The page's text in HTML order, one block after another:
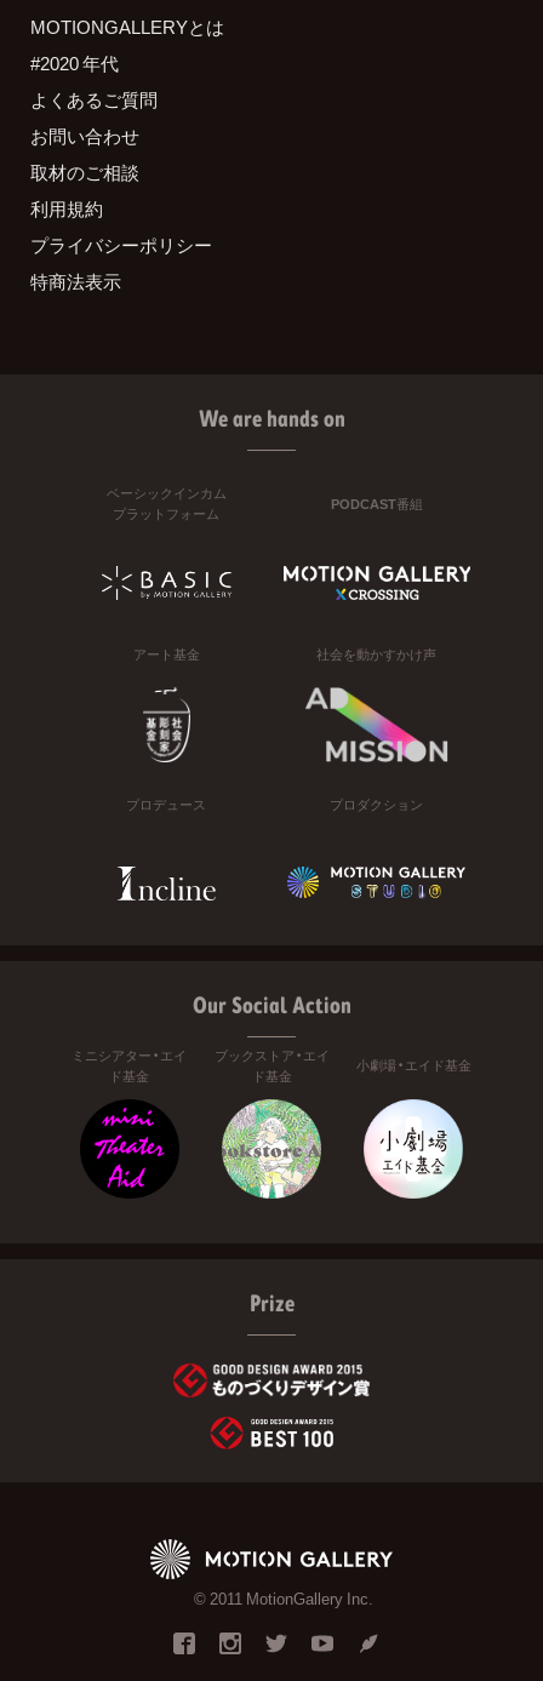
MOTIONGALLERYとは
#2020 年代
よくあるご質問
お問い合わせ
取材のご相談
利用規約
プライバシーポリシー
特商法表示
We are hands on
ベーシックインカム
プラットフォーム
PODCAST番組
アート基金 社会を動かすかけ声
プロデュース プロダクション
Our Social Action
ミニシアター・エイ
ド基金
ブックストア・エイ
ド基金
小劇場・エイド基金
Prize
© 2011 MotionGallery Inc.